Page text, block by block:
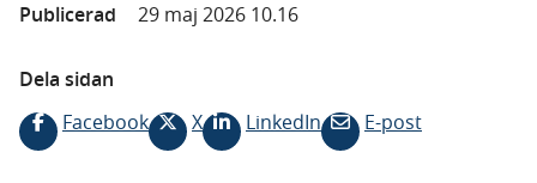
Publicerad
29 maj 2026 10.16
Dela sidan
Facebook
X LinkedIn E-post